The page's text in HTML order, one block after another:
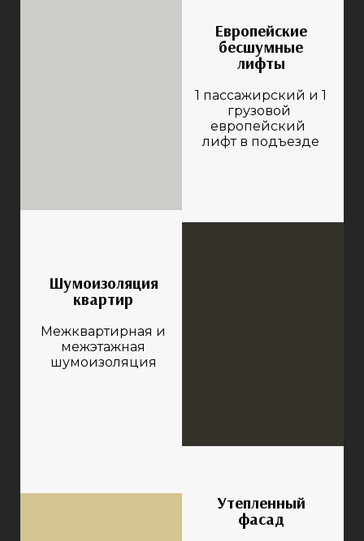
Европейские
бесшумные
лифты
1 пассажирский и 1
грузовой
европейский
лифт в подъезде
Шумоизоляция
квартир
Межквартирная и
межэтажная
шумоизоляция
Утепленный
фасад